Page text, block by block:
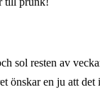
sol resten av
önskar en ju att